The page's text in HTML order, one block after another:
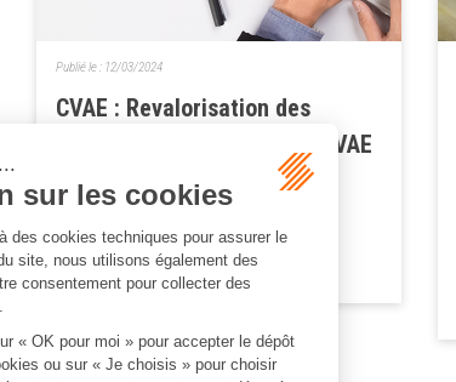
CVAE : Revalorisation des
plafonds d’exonération de CVAE
dans zones urbaines en
Publié le : 12/03/2024
Lire la suite